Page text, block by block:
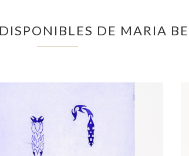
DE MARIA